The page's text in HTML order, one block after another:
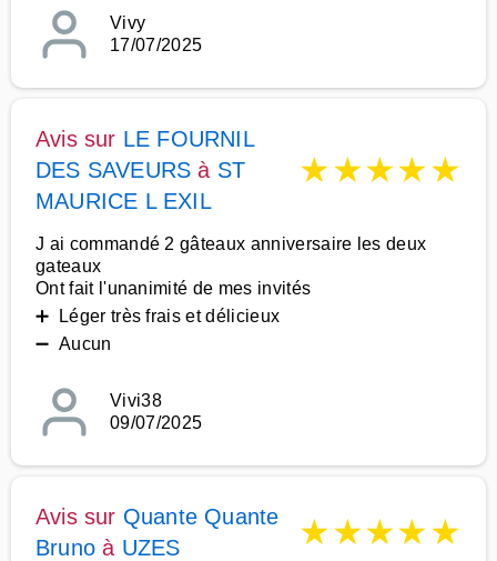
Vivy
17/07/2025
Avis sur LE FOURNIL
DES SAVEURS à ST
MAURICE L EXIL
★★★★★
J ai commandé 2 gâteaux anniversaire les deux
gateaux
Ont fait l'unanimité de mes invités
➕ Léger très frais et délicieux
➖ Aucun
Vivi38
09/07/2025
Avis sur Quante Quante
Bruno à UZES ★★★★★